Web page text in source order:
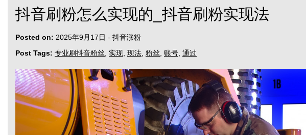
抖音刷粉怎么实现的_抖音刷粉实现法
Posted on: 2025年9月17日 - 抖音涨粉
Post Tags: 专业刷抖音粉丝 实现 现法 粉丝 账号 通过